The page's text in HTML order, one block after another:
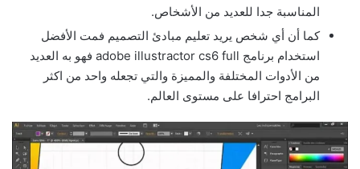
المناسبة جدا للعديد من الأشخاص.
كما أن أي شخص يريد تعليم مبادئ التصميم فمت الأفضل
استخدام برنامج adobe illustractor cs6 full فهو به العديد
من الأدوات المختلفة والمميزة والتي تجعله واحد من اكثر
البرامج احترافا على مستوى العالم.